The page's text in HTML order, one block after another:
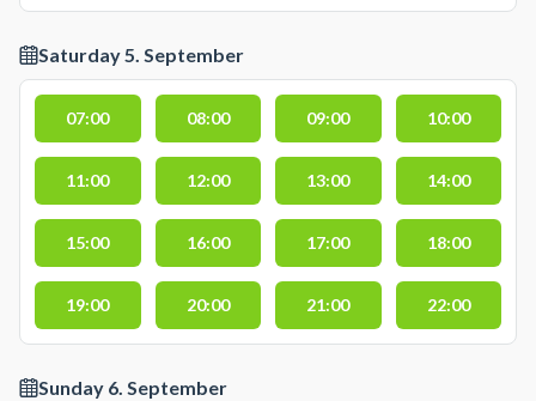
Saturday 5. September
07:00 08:00 09:00 10:00
11:00 12:00 13:00 14:00
15:00 16:00 17:00 18:00
19:00 20:00 21:00 22:00
Sunday 6. September